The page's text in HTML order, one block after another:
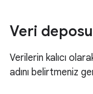
Veri
Verilerin kalıcı
adını belirtmeniz